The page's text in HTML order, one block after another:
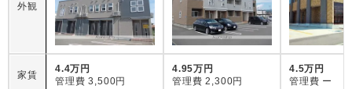
外観
家賃
4.4万円
管理費 3,500円
4.95万円
管理費 2,300円
4.5万円
管理費 ー